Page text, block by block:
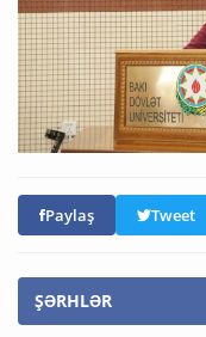
Paylaş Tweet
ŞƏRHLƏR